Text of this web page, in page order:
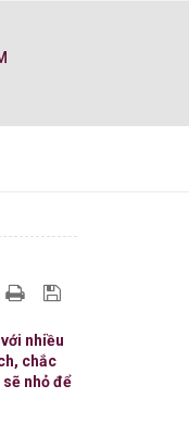
nhiều
chắc
nhỏ để